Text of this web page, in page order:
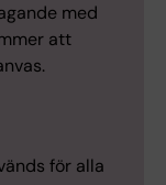
med
att
för alla